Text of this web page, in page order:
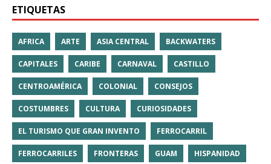
ETIQUETAS
AFRICA ARTE ASIA CENTRAL BACKWATERS
CAPITALES CARIBE CARNAVAL CASTILLO
CENTROAMÉRICA COLONIAL CONSEJOS
COSTUMBRES CULTURA CURIOSIDADES
EL TURISMO QUE GRAN INVENTO FERROCARRIL
FERROCARRILES FRONTERAS GUAM HISPANIDAD